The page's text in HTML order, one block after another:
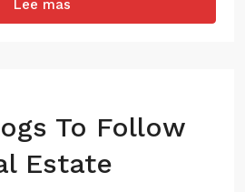
Lee mas
To Follow
Estate